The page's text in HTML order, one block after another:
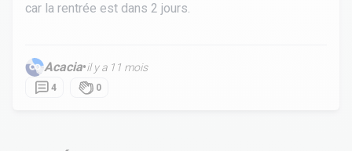
car la rentrée est dans 2 jours.
Acacia•il y a 11 mois
4 0